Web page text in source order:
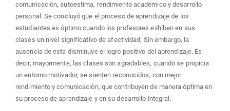
comunicación, autoestima, rendimiento académico y desarrollo
personal. Se concluyó que el proceso de aprendizaje de los
estudiantes es óptimo cuando los profesores exhiben en sus
clases un nivel significativo de afectividad; Sin embargo, la
ausencia de esta disminuye el logro positivo del aprendizaje. Es
decir, mayormente, las clases son agradables, cuando se propicia
un entorno motivador, se sienten reconocidos, con mejor
rendimiento y comunicación, que contribuyen de manera óptima en
su proceso de aprendizaje y en su desarrollo integral.